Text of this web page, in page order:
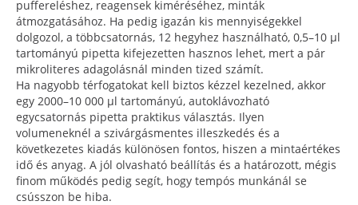
puffereléshez, reagensek kiméréséhez, minták
átmozgatásához. Ha pedig igazán kis mennyiségekkel
dolgozol, a többcsatornás, 12 hegyhez használható, 0,5–10 μl
tartományú pipetta kifejezetten hasznos lehet, mert a pár
mikroliteres adagolásnál minden tized számít.
Ha nagyobb térfogatokat kell biztos kézzel kezelned, akkor
egy 2000–10 000 µl tartományú, autoklávozható
egycsatornás pipetta praktikus választás. Ilyen
volumeneknél a szivárgásmentes illeszkedés és a
következetes kiadás különösen fontos, hiszen a mintaértékes
idő és anyag. A jól olvasható beállítás és a határozott, mégis
finom működés pedig segít, hogy tempós munkánál se
csússzon be hiba.